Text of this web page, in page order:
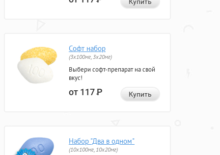
Купить
Софт набор
(3x100мг, 3x20мг)
Выбери софт-препарат на свой
вкус!
от 117Р Купить
Набор "Два в одном"
(10x100мг, 10x20мг)